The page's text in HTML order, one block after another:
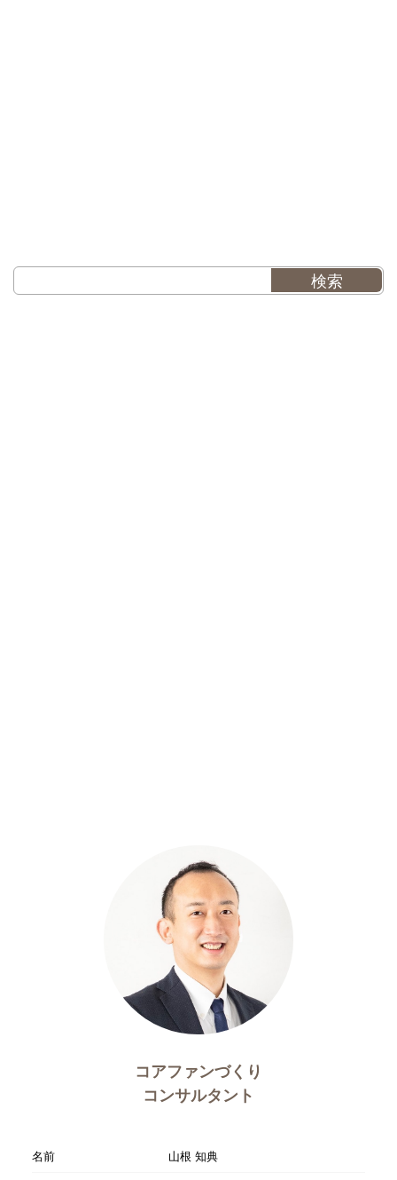
コアファンづくり
コンサルタント
名前 山根 知典